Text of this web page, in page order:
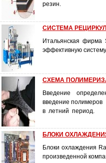
резин.
СИСТЕМА
Итальянская фирма
эффективную
СХЕМА
Введение
введение
в летний период.
БЛОКИ ОХЛАЖДЕНИЯ
Блоки охлаждения
произведенной